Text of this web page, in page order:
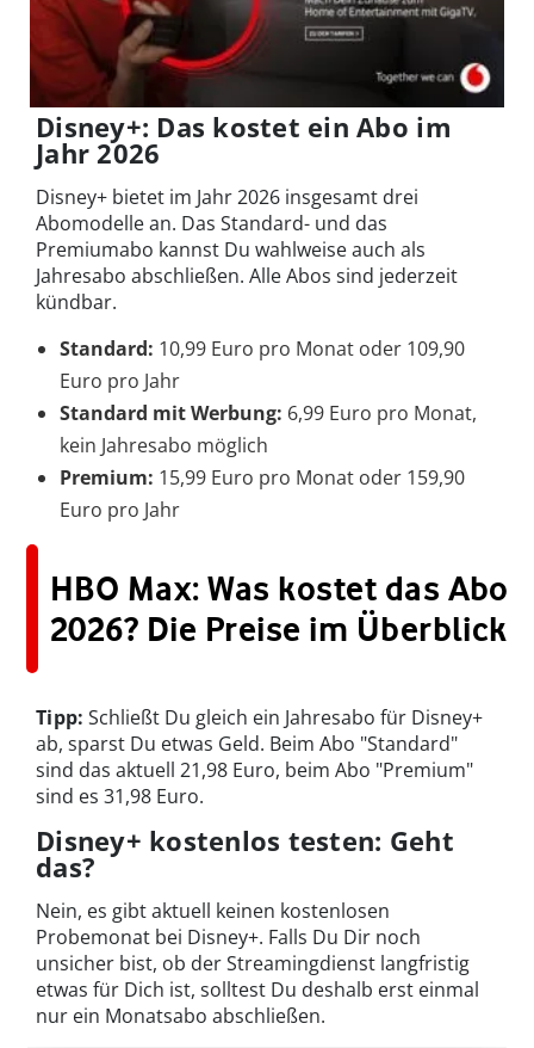
Disney+: Das kostet ein Abo im
Jahr 2026
Disney+ bietet im Jahr 2026 insgesamt drei
Abomodelle an. Das Standard- und das
Premiumabo kannst Du wahlweise auch als
Jahresabo abschließen. Alle Abos sind jederzeit
kündbar.
Standard: 10,99 Euro pro Monat oder 109,90
Euro pro Jahr
Standard mit Werbung: 6,99 Euro pro Monat,
kein Jahresabo möglich
Premium: 15,99 Euro pro Monat oder 159,90
Euro pro Jahr
HBO Max: Was kostet das Abo
2026? Die Preise im Überblick
Tipp: Schließt Du gleich ein Jahresabo für Disney+
ab, sparst Du etwas Geld. Beim Abo "Standard"
sind das aktuell 21,98 Euro, beim Abo "Premium"
sind es 31,98 Euro.
Disney+ kostenlos testen: Geht
das?
Nein, es gibt aktuell keinen kostenlosen
Probemonat bei Disney+. Falls Du Dir noch
unsicher bist, ob der Streamingdienst langfristig
etwas für Dich ist, solltest Du deshalb erst einmal
nur ein Monatsabo abschließen.